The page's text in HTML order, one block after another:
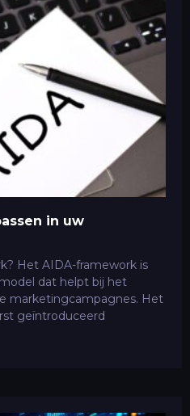
in uw
Het AIDA-framework is
dat helpt bij het
marketingcampagnes. Het
geïntroduceerd